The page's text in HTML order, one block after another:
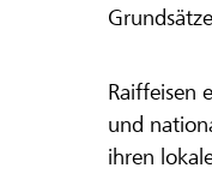
Raiffeisen
und
ihren